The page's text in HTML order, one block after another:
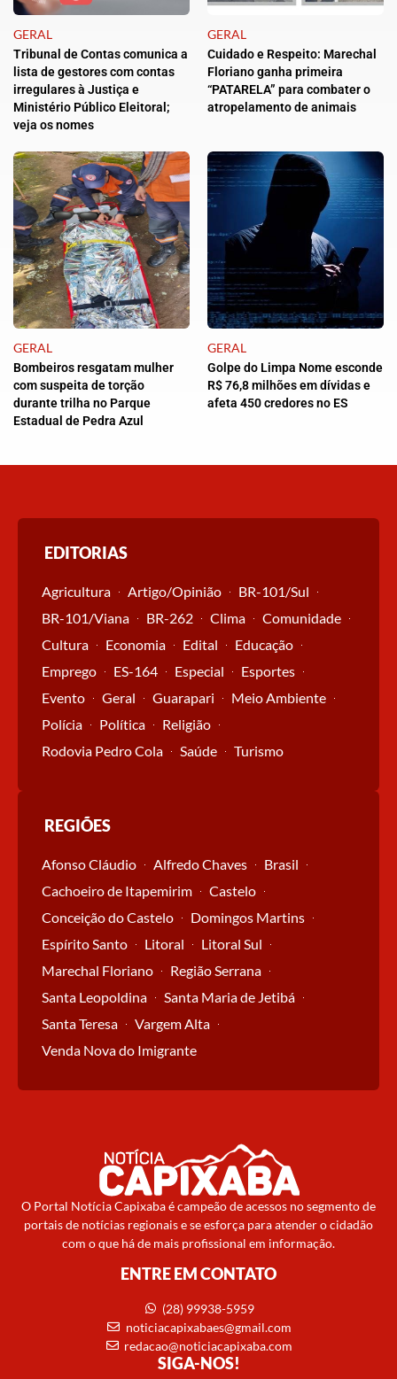
GERAL
Tribunal de Contas comunica a
lista de gestores com contas
irregulares à Justiça e
Ministério Público Eleitoral;
veja os nomes
GERAL
Cuidado e Respeito: Marechal
Floriano ganha primeira
“PATARELA” para combater o
atropelamento de animais
GERAL
Bombeiros resgatam mulher
com suspeita de torção
durante trilha no Parque
Estadual de Pedra Azul
GERAL
Golpe do Limpa Nome esconde
R$ 76,8 milhões em dívidas e
afeta 450 credores no ES
EDITORIAS
Agricultura Artigo/Opinião
BR-101/Sul
BR-101/Viana
BR-262 Clima
Comunidade
Cultura
Economia Edital
Educação
Emprego
ES-164 Especial
Esportes
Evento
Geral Guarapari
Meio Ambiente
Polícia
Política
Religião
Rodovia Pedro Cola
Saúde Turismo
REGIÕES
Afonso Cláudio Alfredo Chaves
Brasil
Cachoeiro de Itapemirim
Castelo
Conceição do Castelo
Domingos Martins
Espírito Santo
Litoral
Litoral Sul
Marechal Floriano
Região Serrana
Santa Leopoldina
Santa Maria de Jetibá
Santa Teresa
Vargem Alta
Venda Nova do Imigrante
O Portal Notícia Capixaba é campeão de acessos no segmento de
portais de notícias regionais e se esforça para atender o cidadão
com o que há de mais profissional em informação.
ENTRE EM CONTATO
(28) 99938-5959
noticiacapixabaes@gmail.com
redacao@noticiacapixaba.com
SIGA-NOS!